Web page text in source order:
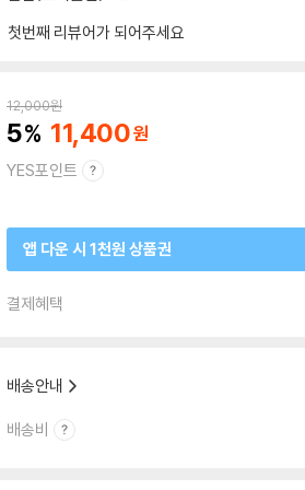
첫번째 리뷰어가 되어주세요
12,000원
5 11,400
YES포인트
앱 다운 시 1천원 상품권
결제혜택
배송안내
배송비